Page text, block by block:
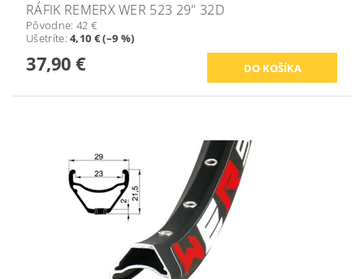
RÁFIK REMERX WER 523 29" 32D
Pôvodne: 42 €
Ušetríte:4,10 € (–9 %)
37,90 €